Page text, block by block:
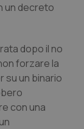
un decreto
dopo il no
forzare la
su un binario
con una